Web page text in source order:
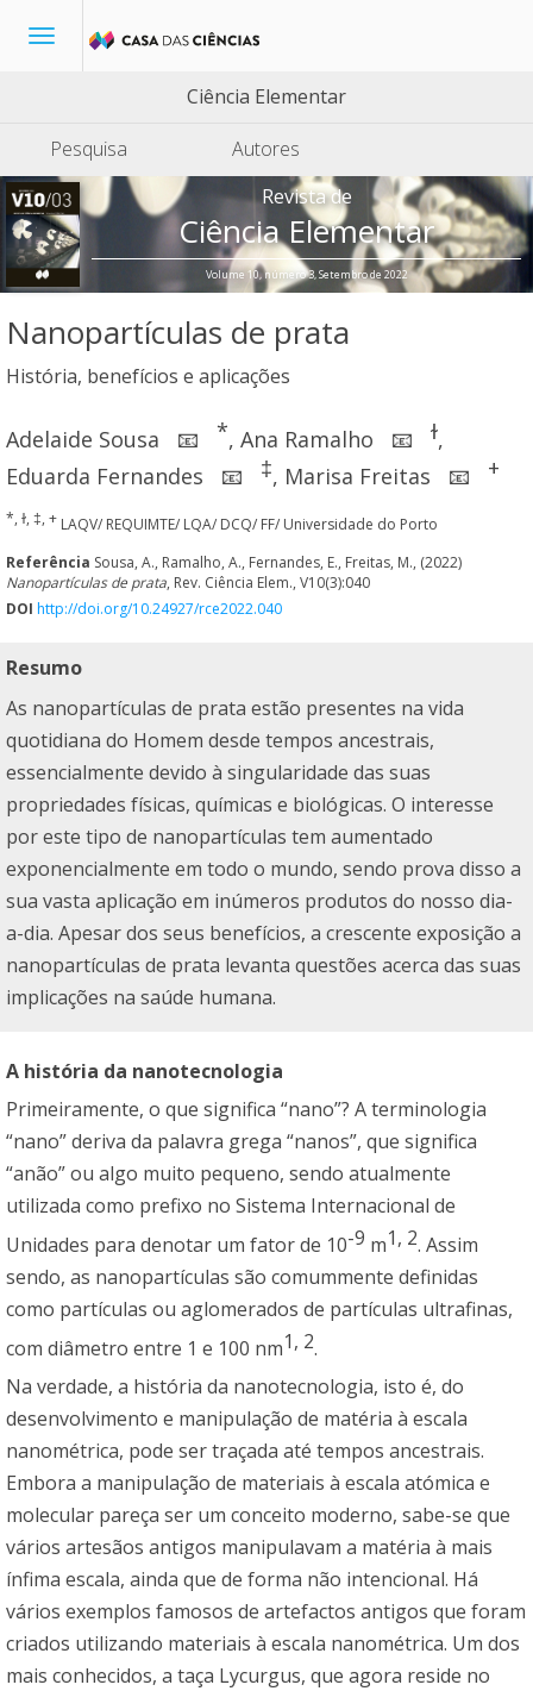
Toggle
Ciência Elementar
Pesquisa
Autores
Revista de
Ciência Elementar
Volume 10, número 3, Setembro de 2022
Nanopartículas de prata
História, benefícios e aplicações
Adelaide Sousa 📧 *, Ana Ramalho 📧 ɫ,
Eduarda Fernandes
📧 ‡, Marisa Freitas 📧 +
*, ɫ, ‡, + LAQV/ REQUIMTE/ LQA/ DCQ/ FF/ Universidade do Porto
Referência Sousa, A., Ramalho, A., Fernandes, E., Freitas, M., (2022)
Nanopartículas de prata, Rev. Ciência Elem., V10(3):040
DOI http://doi.org/10.24927/rce2022.040
Resumo
As nanopartículas de prata estão presentes na vida
quotidiana do Homem desde tempos ancestrais,
essencialmente devido à singularidade das suas
propriedades físicas, químicas e biológicas. O interesse
por este tipo de nanopartículas tem aumentado
exponencialmente em todo o mundo, sendo prova disso a
sua vasta aplicação em inúmeros produtos do nosso dia-
a-dia. Apesar dos seus benefícios, a crescente exposição a
nanopartículas de prata levanta questões acerca das suas
implicações na saúde humana.
A história da nanotecnologia
Primeiramente, o que significa “nano”? A terminologia
“nano” deriva da palavra grega “nanos”, que significa
“anão” ou algo muito pequeno, sendo atualmente
utilizada como prefixo no Sistema Internacional de
Unidades para denotar um fator de 10-9 m1, 2. Assim
sendo, as nanopartículas são comummente definidas
como partículas ou aglomerados de partículas ultrafinas,
com diâmetro entre 1 e 100 nm1, 2.
Na verdade, a história da nanotecnologia, isto é, do
desenvolvimento e manipulação de matéria à escala
nanométrica, pode ser traçada até tempos ancestrais.
Embora a manipulação de materiais à escala atómica e
molecular pareça ser um conceito moderno, sabe-se que
vários artesãos antigos manipulavam a matéria à mais
ínfima escala, ainda que de forma não intencional. Há
vários exemplos famosos de artefactos antigos que foram
criados utilizando materiais à escala nanométrica. Um dos
mais conhecidos, a taça Lycurgus, que agora reside no